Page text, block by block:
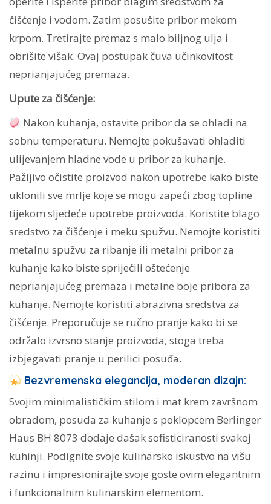
čišćenje i vodom. Zatim posušite pribor mekom
krpom. Tretirajte premaz s malo biljnog ulja i
obrišite višak. Ovaj postupak čuva učinkovitost
neprianjajućeg premaza.
Upute za čišćenje:
Nakon kuhanja, ostavite pribor da se ohladi na
sobnu temperaturu. Nemojte pokušavati ohladiti
ulijevanjem hladne vode u pribor za kuhanje.
Pažljivo očistite proizvod nakon upotrebe kako biste
uklonili sve mrlje koje se mogu zapeći zbog topline
tijekom sljedeće upotrebe proizvoda. Koristite blago
sredstvo za čišćenje i meku spužvu. Nemojte koristiti
metalnu spužvu za ribanje ili metalni pribor za
kuhanje kako biste spriječili oštećenje
neprianjajućeg premaza i metalne boje pribora za
kuhanje. Nemojte koristiti abrazivna sredstva za
čišćenje. Preporučuje se ručno pranje kako bi se
održalo izvrsno stanje proizvoda, stoga treba
izbjegavati pranje u perilici posuđa.
Bezvremenska elegancija, moderan dizajn:
Svojim minimalističkim stilom i mat krem ​​završnom
obradom, posuda za kuhanje s poklopcem Berlinger
Haus BH 8073 dodaje dašak sofisticiranosti svakoj
kuhinji. Podignite svoje kulinarsko iskustvo na višu
razinu i impresionirajte svoje goste ovim elegantnim
i funkcionalnim kulinarskim elementom.